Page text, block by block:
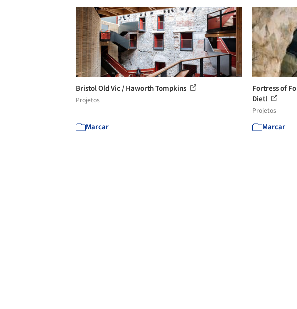
Bristol Old Vic / Haworth Tompkins
Projetos
Marcar
Fortress of
Dietl
Projetos
Marcar